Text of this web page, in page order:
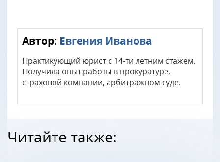
Автор: Евгения Иванова
Практикующий юрист с 14-ти летним стажем.
Получила опыт работы в прокуратуре,
страховой компании, арбитражном суде.
Читайте также: